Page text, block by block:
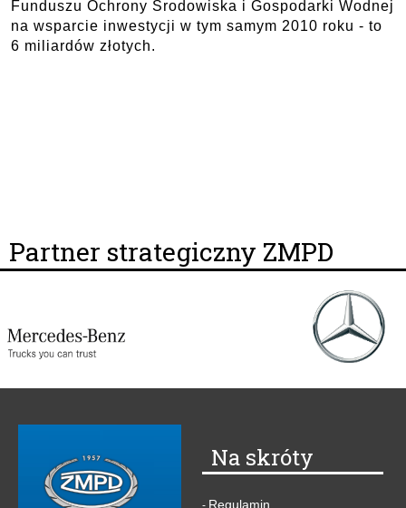
Funduszu Ochrony Środowiska i Gospodarki Wodnej
na wsparcie inwestycji w tym samym 2010 roku - to
6 miliardów złotych.
Partner strategiczny ZMPD
Na skróty
Regulamin